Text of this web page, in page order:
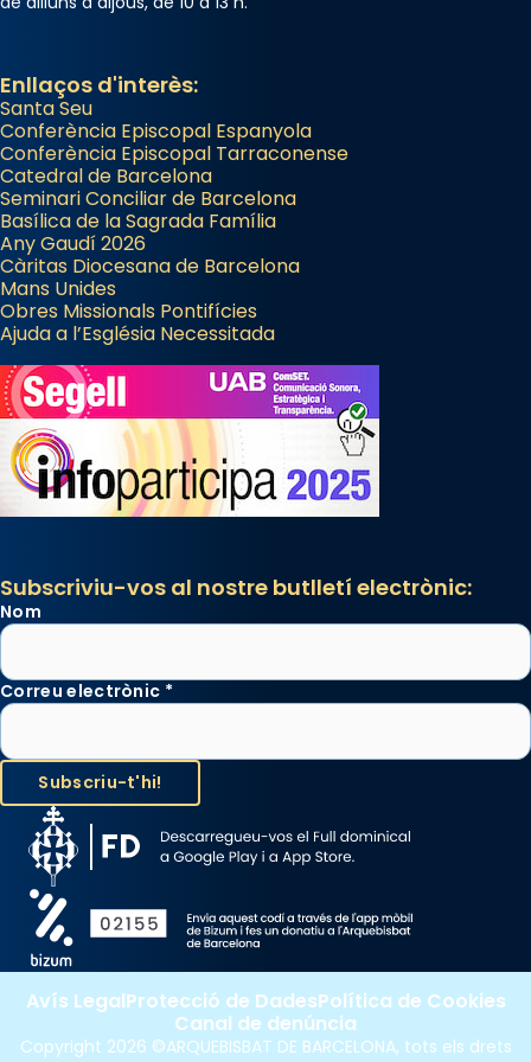
Enllaços d'interès:
Santa Seu
Conferència Episcopal Espanyola
Conferència Episcopal Tarraconense
Catedral de Barcelona
Seminari Conciliar de Barcelona
Basílica de la Sagrada Família
Any Gaudí 2026
Càritas Diocesana de Barcelona
Mans Unides
Obres Missionals Pontifícies
Ajuda a l’Església Necessitada
Subscriviu-vos al nostre butlletí electrònic:
Nom
Correu electrònic *
Copyright 2026 ©ARQUEBISBAT DE BARCELONA, tots els drets
Avís LegalProtecció de DadesPolítica de Cookies
Canal de denúncia